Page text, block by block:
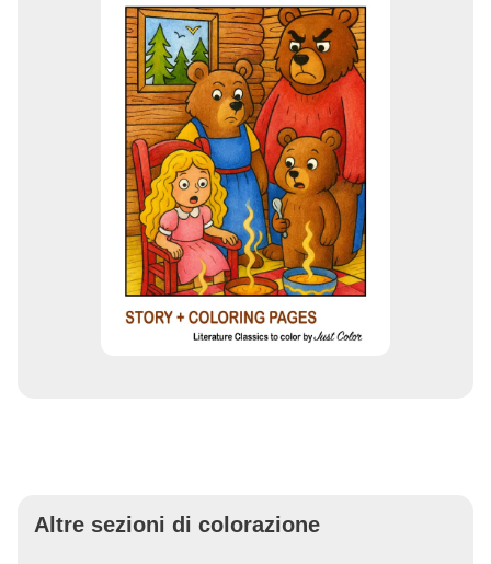
Altre sezioni di colorazione